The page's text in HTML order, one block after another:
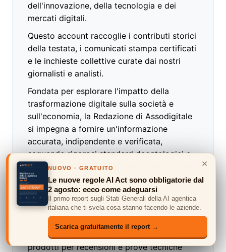
dell'innovazione, della tecnologia e dei
mercati digitali.
Questo account raccoglie i contributi storici
della testata, i comunicati stampa certificati
e le inchieste collettive curate dai nostri
giornalisti e analisti.
Fondata per esplorare l'impatto della
trasformazione digitale sulla società e
sull'economia, la Redazione di Assodigitale
si impegna a fornire un'informazione
accurata, indipendente e verificata,
seguendo rigorosi standard deontologici e
di fact-checking per garantire ai lettori una
visione chiara ed esperta del futuro
tecnologico."
Per tutte le vostre esigenze editoriali e per
proporci progetti speciali di Branded
Content oppure per inviare alla redazione
prodotti per recensioni e prove tecniche
×
NUOVO · GRATUITO
Le nuove regole AI Act sono obbligatorie dal
2 agosto: ecco come adeguarsi
Il primo report sugli Stati Generali della AI agentica
italiana che ti svela cosa stanno facendo le aziende.
Scarica gratuitamente il report →